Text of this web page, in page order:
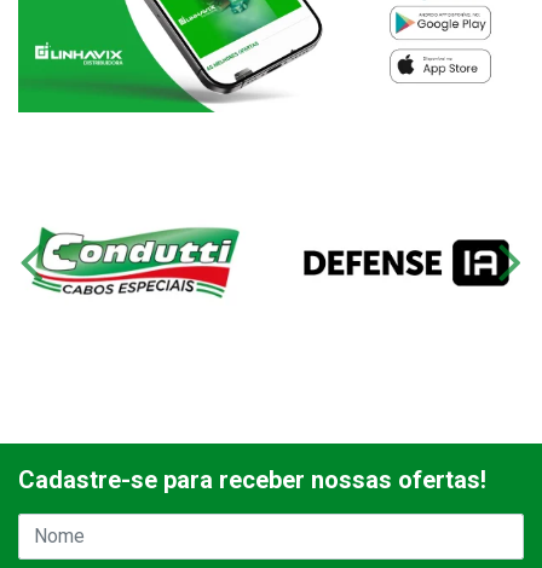
Cadastre-se para receber nossas ofertas!